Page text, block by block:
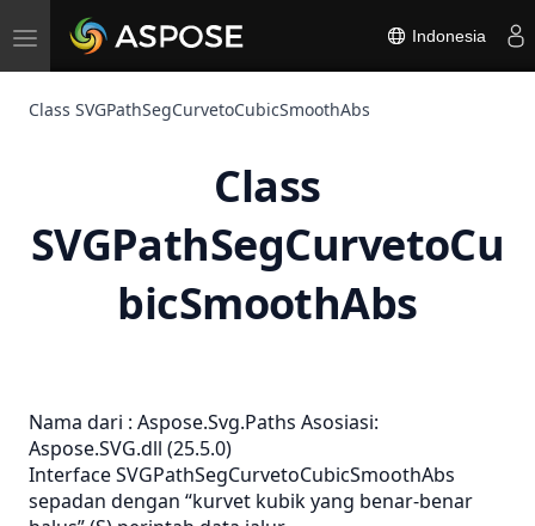
Toggle
navigation
Indonesia
Class SVGPathSegCurvetoCubicSmoothAbs
Class
SVGPathSegCurvetoCu
bicSmoothAbs
Nama dari : Aspose.Svg.Paths Asosiasi:
Aspose.SVG.dll (25.5.0)
Interface SVGPathSegCurvetoCubicSmoothAbs
sepadan dengan “kurvet kubik yang benar-benar